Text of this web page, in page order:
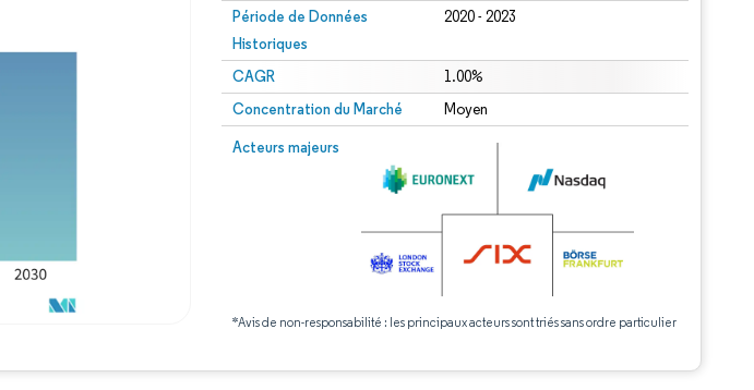
Période de Données
Historiques
2020 - 2023
CAGR 1.00%
Concentration du Marché Moyen
Acteurs majeurs
*Avis de non-responsabilité : les principaux acteurs sont triés sans ordre particulier